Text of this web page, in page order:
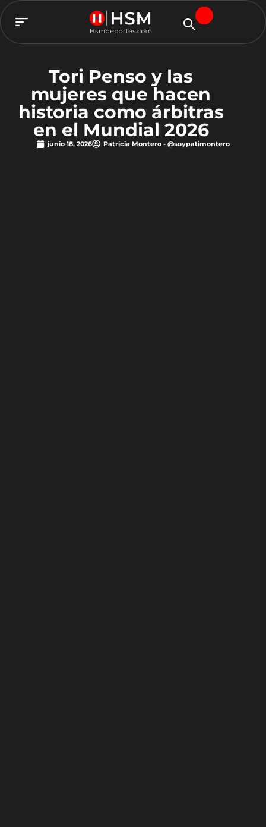
Tori Penso y las
mujeres que hacen
historia como árbitras
en el Mundial 2026
junio 18, 2026 Patricia Montero - @soypatimontero